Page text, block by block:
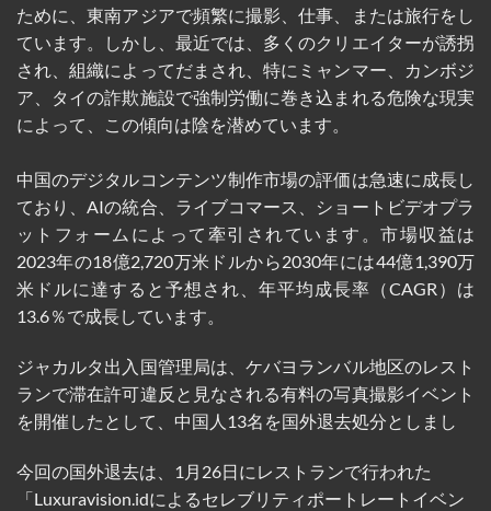
ために、東南アジアで頻繁に撮影、仕事、または旅行をし
ています。しかし、最近では、多くのクリエイターが誘拐
され、組織によってだまされ、特にミャンマー、カンボジ
ア、タイの詐欺施設で強制労働に巻き込まれる危険な現実
によって、この傾向は陰を潜めています。
中国のデジタルコンテンツ制作市場の評価は急速に成長し
ており、AIの統合、ライブコマース、ショートビデオプラ
ットフォームによって牽引されています。市場収益は
2023年の18億2,720万米ドルから2030年には44億1,390万
米ドルに達すると予想され、年平均成長率（CAGR）は
13.6％で成長しています。
ジャカルタ出入国管理局は、ケバヨランバル地区のレスト
ランで滞在許可違反と見なされる有料の写真撮影イベント
を開催したとして、中国人13名を国外退去処分としまし
今回の国外退去は、1月26日にレストランで行われた
「Luxuravision.idによるセレブリティポートレートイベン